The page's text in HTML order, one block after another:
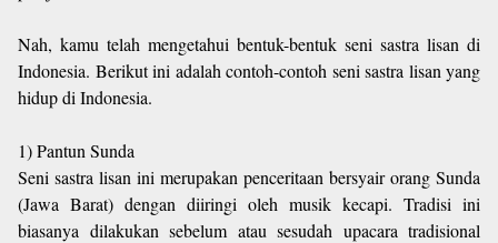
Nah, kamu telah mengetahui bentuk-bentuk seni sastra lisan di
Indonesia. Berikut ini adalah contoh-contoh seni sastra lisan yang
hidup di Indonesia.
1) Pantun Sunda
Seni sastra lisan ini merupakan penceritaan bersyair orang Sunda
(Jawa Barat) dengan diiringi oleh musik kecapi. Tradisi ini
biasanya dilakukan sebelum atau sesudah upacara tradisional